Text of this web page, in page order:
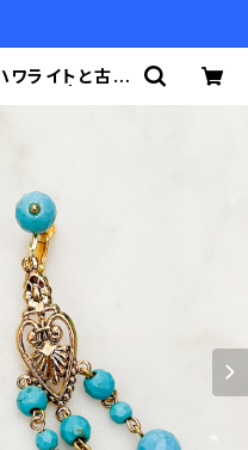
ワライトと古代